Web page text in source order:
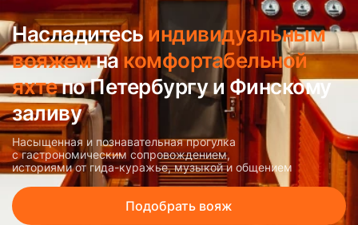
Насладитесь индивидуальным
вояжемна комфортабельной
яхтепо Петербургу и Финскому
заливу
Насыщенная и познавательная прогулка
с гастрономическим сопровождением,
историями от гида-куражье, музыкой и общением
Подобрать вояж